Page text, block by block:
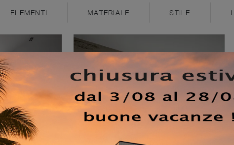
ELEMENTI MATERIALE STILE